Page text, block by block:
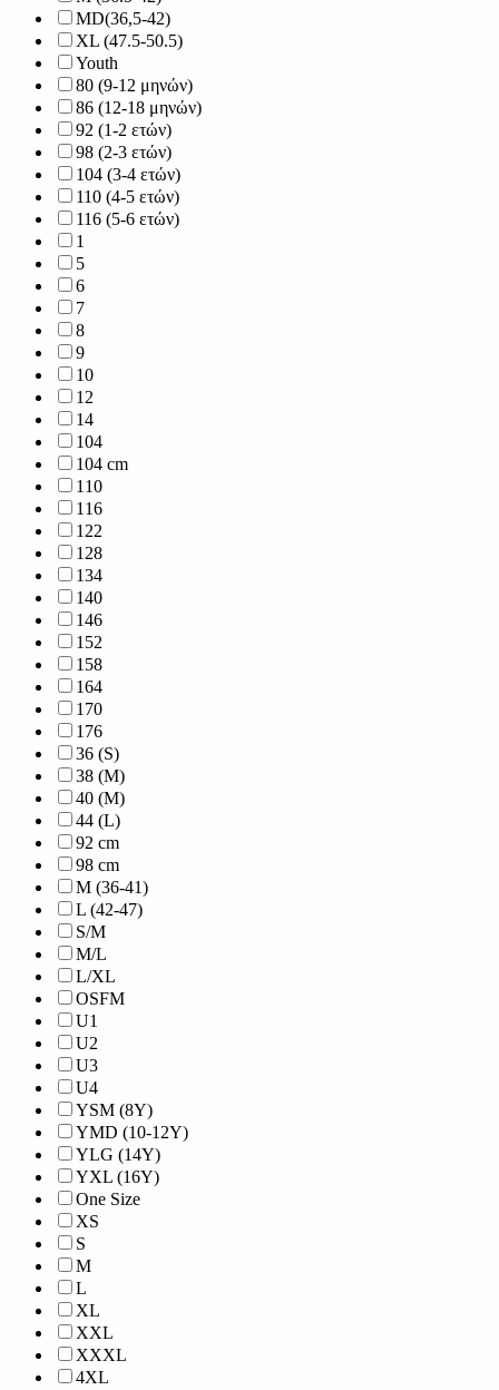
MD(36,5-42)
XL (47.5-50.5)
Youth
80 (9-12 μηνών)
86 (12-18 μηνών)
92 (1-2 ετών)
98 (2-3 ετών)
104 (3-4 ετών)
110 (4-5 ετών)
116 (5-6 ετών)
1
5
6
7
8
9
10
12
14
104
104 cm
110
116
122
128
134
140
146
152
158
164
170
176
36 (S)
38 (M)
40 (M)
44 (L)
92 cm
98 cm
M (36-41)
L (42-47)
S/M
M/L
L/XL
OSFM
U1
U2
U3
U4
YSM (8Y)
YMD (10-12Y)
YLG (14Y)
YXL (16Y)
One Size
XS
S
M
L
XL
XXL
XXXL
4XL